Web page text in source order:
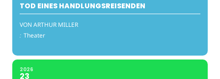
TOD EINES HANDLUNGSREISENDEN
VON ARTHUR MILLER
: Theater
2026
23